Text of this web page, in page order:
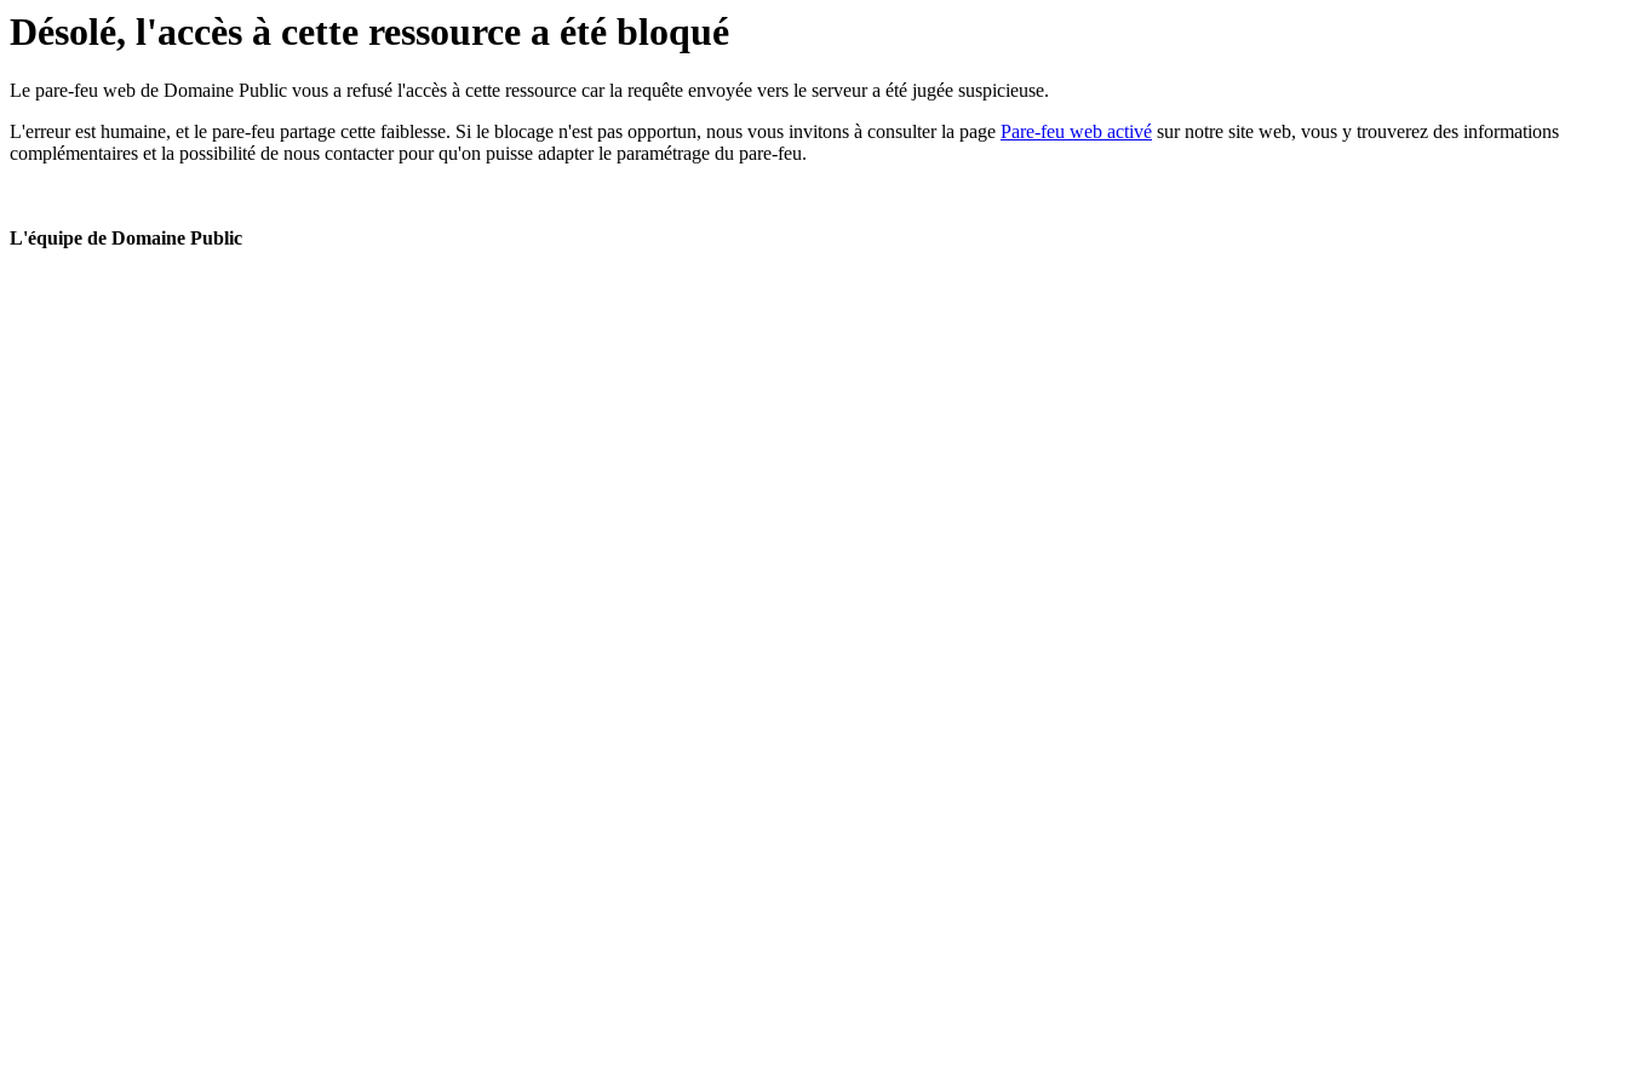
Désolé, l'accès à cette ressource a été bloqué
Le pare-feu web de Domaine Public vous a refusé l'accès à cette ressource car la requête envoyée vers le serveur a été jugée suspicieuse.
L'erreur est humaine, et le pare-feu partage cette faiblesse. Si le blocage n'est pas opportun, nous vous invitons à consulter la page Pare-feu web activé sur notre site web, vous y trouverez des informations
complémentaires et la possibilité de nous contacter pour qu'on puisse adapter le paramétrage du pare-feu.
L'équipe de Domaine Public